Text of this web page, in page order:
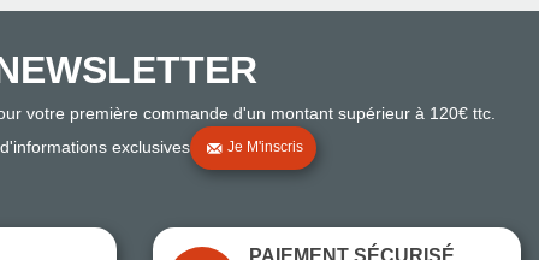
votre première commande d'un montant supérieur à 120€ ttc.
exclusives
Je M'inscris
PAIEMENT SÉCURISÉ